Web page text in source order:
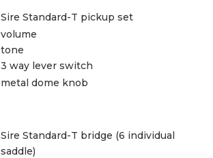
Sire Standard-T pickup set
volume
tone
3 way lever switch
metal dome knob
Sire Standard-T bridge (6 individual
saddle)